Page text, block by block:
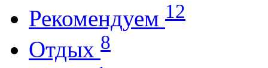
Рекомендуем 12
Отдых 8